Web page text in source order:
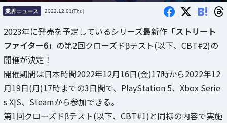
業界ニュース 2022.12.01(Thu) B!
2023年に発売を予定しているシリーズ最新作「ストリート
ファイター6」の第2回クローズドβテスト(以下、CBT#2)の
開催が決定！
開催期間は日本時間2022年12月16日(金)17時から2022年12
月19日(月)17時までの3日間で、PlayStation 5、Xbox Serie
s X|S、Steamから参加できる。
第1回クローズドβテスト(以下、CBT#1)と同様の内容で実施